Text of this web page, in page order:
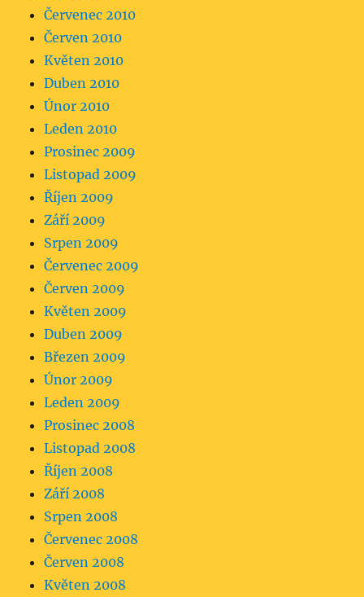
Červenec 2010
Červen 2010
Květen 2010
Duben 2010
Únor 2010
Leden 2010
Prosinec 2009
Listopad 2009
Říjen 2009
Září 2009
Srpen 2009
Červenec 2009
Červen 2009
Květen 2009
Duben 2009
Březen 2009
Únor 2009
Leden 2009
Prosinec 2008
Listopad 2008
Říjen 2008
Září 2008
Srpen 2008
Červenec 2008
Červen 2008
Květen 2008